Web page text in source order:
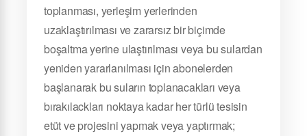
toplanması, yerleşim yerlerinden
uzaklaştırılması ve zararsız bir biçimde
boşaltma yerine ulaştırılması veya bu sulardan
yeniden yararlanılması için abonelerden
başlanarak bu suların toplanacakları veya
bırakılackları noktaya kadar her türlü tesisin
etüt ve projesini yapmak veya yaptırmak;